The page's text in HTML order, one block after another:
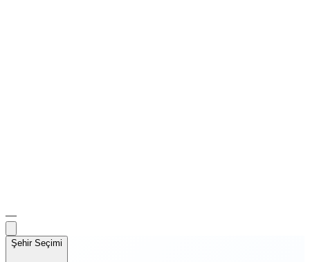
—
Şehir Seçimi